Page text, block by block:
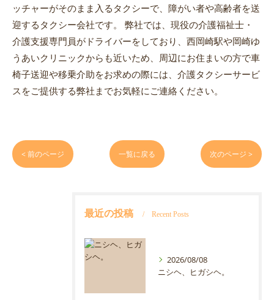
ッチャーがそのまま入るタクシーで、障がい者や高齢者を送
迎するタクシー会社です。 弊社では、現役の介護福祉士・
介護支援専門員がドライバーをしており、西岡崎駅や岡崎ゆ
うあいクリニックからも近いため、周辺にお住まいの方で車
椅子送迎や移乗介助をお求めの際には、介護タクシーサービ
スをご提供する弊社までお気軽にご連絡ください。
< 前のページ 一覧に戻る 次のページ >
最近の投稿 Recent Posts
2026/08/08
ニシヘ、ヒガシヘ。